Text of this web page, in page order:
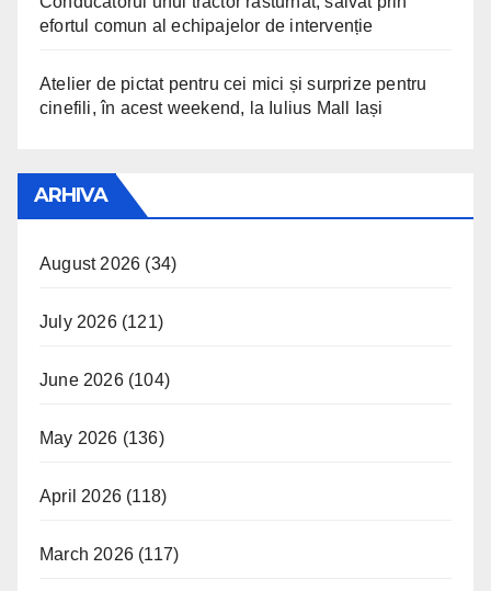
efortul comun al echipajelor de intervenție
Atelier de pictat pentru cei mici și surprize pentru
cinefili, în acest weekend, la Iulius Mall Iași
ARHIVA
August 2026 (34)
July 2026(121)
June 2026(104)
May 2026 (136)
April 2026 (118)
March 2026 (117)